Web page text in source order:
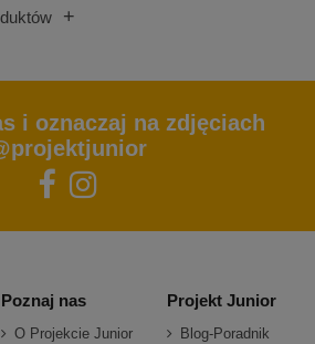
+
i oznaczaj na zdjęciach
Poznaj nas
O Projekcie Junior
Projekt Junior
Blog-Poradnik